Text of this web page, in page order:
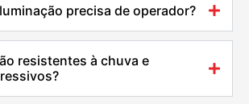
precisa de operador?
resistentes à chuva e